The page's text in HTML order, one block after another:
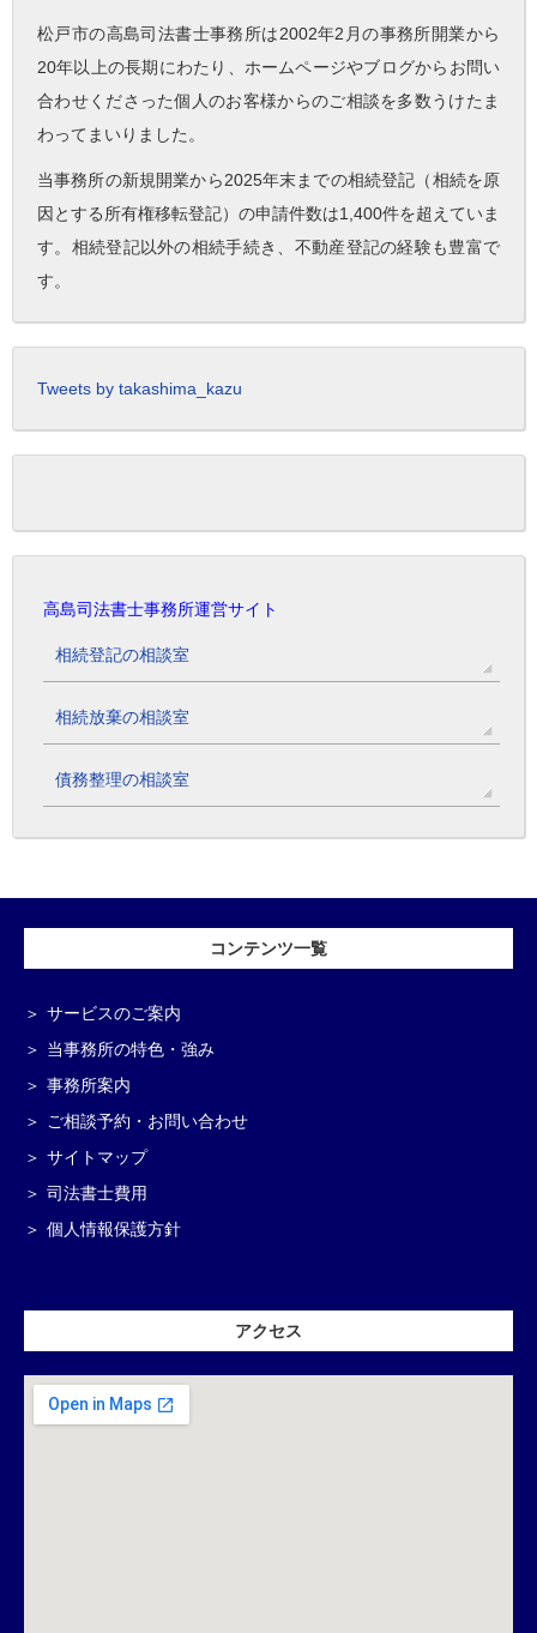
松戸市の高島司法書士事務所は2002年2月の事務所開業から
20年以上の長期にわたり、ホームページやブログからお問い
合わせくださった個人のお客様からのご相談を多数うけたま
わってまいりました。
当事務所の新規開業から2025年末までの相続登記（相続を原
因とする所有権移転登記）の申請件数は1,400件を超えていま
す。相続登記以外の相続手続き、不動産登記の経験も豊富で
す。
Tweets by takashima_kazu
高島司法書士事務所運営サイト
相続登記の相談室
相続放棄の相談室
債務整理の相談室
コンテンツ一覧
サービスのご案内
当事務所の特色・強み
事務所案内
ご相談予約・お問い合わせ
サイトマップ
司法書士費用
個人情報保護方針
アクセス